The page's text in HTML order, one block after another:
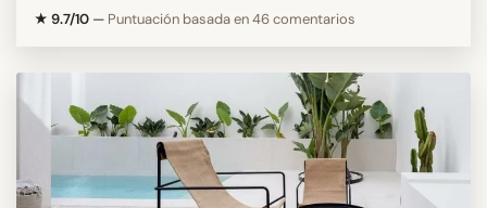
★ 9.7/10 — Puntuación basada en 46 comentarios